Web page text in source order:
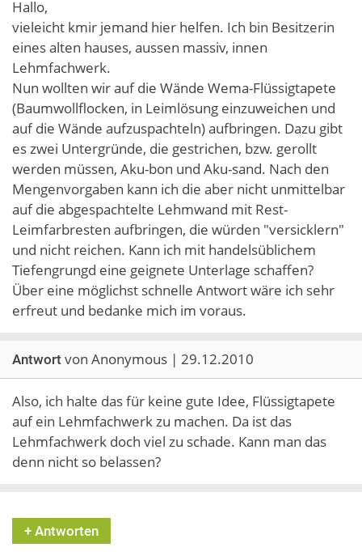
Hallo,
vieleicht kmir jemand hier helfen. Ich bin Besitzerin
eines alten hauses, aussen massiv, innen
Lehmfachwerk.
Nun wollten wir auf die Wände Wema-Flüssigtapete
(Baumwollflocken, in Leimlösung einzuweichen und
auf die Wände aufzuspachteln) aufbringen. Dazu gibt
es zwei Untergründe, die gestrichen, bzw. gerollt
werden müssen, Aku-bon und Aku-sand. Nach den
Mengenvorgaben kann ich die aber nicht unmittelbar
auf die abgespachtelte Lehmwand mit Rest-
Leimfarbresten aufbringen, die würden "versicklern"
und nicht reichen. Kann ich mit handelsüblichem
Tiefengrungd eine geignete Unterlage schaffen?
Über eine möglichst schnelle Antwort wäre ich sehr
erfreut und bedanke mich im voraus.
Antwort von Anonymous | 29.12.2010
Also, ich halte das für keine gute Idee, Flüssigtapete
auf ein Lehmfachwerk zu machen. Da ist das
Lehmfachwerk doch viel zu schade. Kann man das
denn nicht so belassen?
+ Antworten